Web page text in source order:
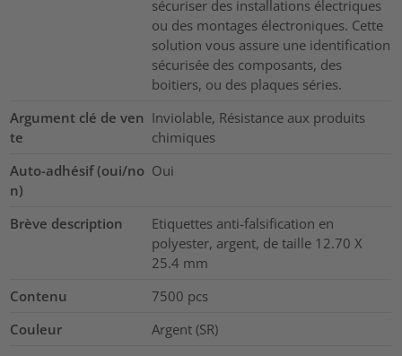
sécuriser des installations électriques
ou des montages électroniques. Cette
solution vous assure une identification
sécurisée des composants, des
boitiers, ou des plaques séries.
Argument clé de ven
te
Inviolable, Résistance aux produits
chimiques
Auto-adhésif (oui/no
n)
Oui
Brève description
Etiquettes anti-falsification en
polyester, argent, de taille 12.70 X
25.4 mm
Contenu
7500 pcs
Couleur
Argent (SR)